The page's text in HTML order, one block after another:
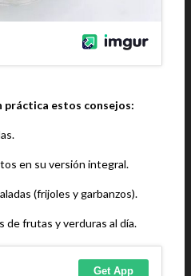
práctica estos consejos:
en su versión integral.
(frijoles y garbanzos).
de frutas y verduras al día.